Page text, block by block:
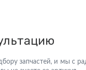
запчастей, и мы с